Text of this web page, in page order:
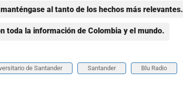
al tanto de los hechos más relevantes.
toda la información de Colombia y el mundo.
de Santander Santander Blu Radio